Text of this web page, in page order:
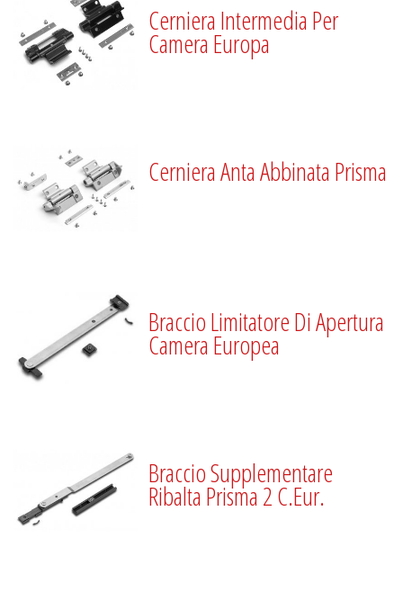
Cerniera Intermedia Per
Camera Europa
Cerniera Anta Abbinata Prisma
Braccio Limitatore Di Apertura
Camera Europea
Braccio Supplementare
Ribalta Prisma 2 C.Eur.